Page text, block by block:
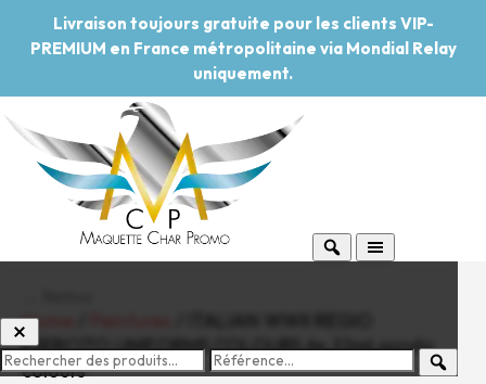
Livraison toujours gratuite pour les clients VIP-
PREMIUM en France métropolitaine via Mondial Relay
uniquement.
Home
ESERCITO UNIFORMS COLOURS 6x 22ml acrylic
colours